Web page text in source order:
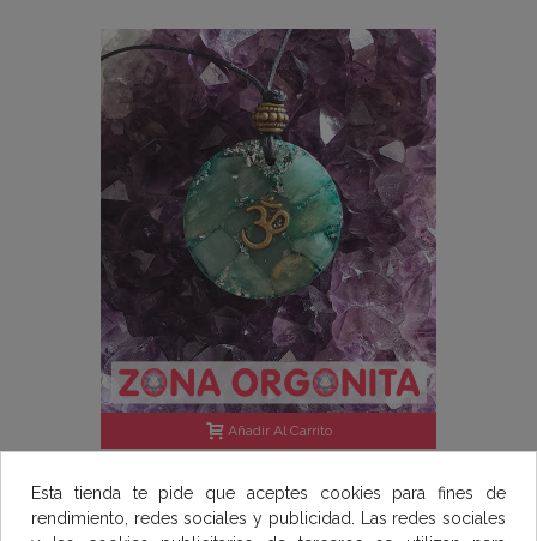
Añadir Al Carrito
COLLAR ALQUIMICO
18,00 €
Esta tienda te pide que aceptes cookies para fines de
rendimiento, redes sociales y publicidad. Las redes sociales